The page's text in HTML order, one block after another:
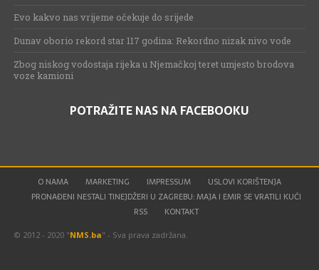
Evo kakvo nas vrijeme očekuje do srijede
Dunav oborio rekord star 117 godina: Rekordno nizak nivo vode
Zbog niskog vodostaja rijeka u Njemačkoj teret umjesto brodova
voze kamioni
POTRAŽITE NAS NA FACEBOOKU
O NAMA MARKETING IMPRESSUM
USLOVI KORIŠTENJA
PRONAĐENI NESTALI TINEJDŽERI U ZAGREBU: MAJA I EMIR SE VRATILI KUĆI
RSS
KONTAKT
© 2012 - 2020 "NMS.ba" - Sva prava zadržana.